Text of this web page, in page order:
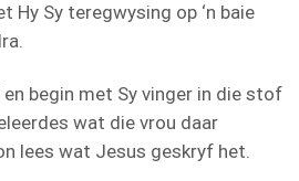
Hy Sy teregwysing op ‘n baie
en begin met Sy vinger in die stof
wat die vrou daar
lees wat Jesus geskryf het.